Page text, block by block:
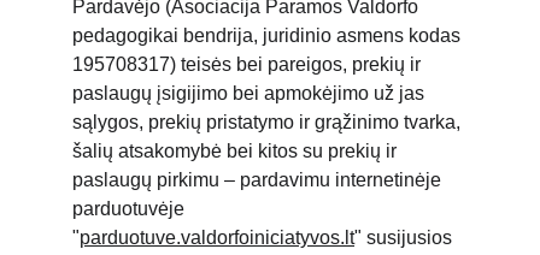
Pardavėjo (Asociacija Paramos Valdorfo
pedagogikai bendrija, juridinio asmens kodas
195708317) teisės bei pareigos, prekių ir
paslaugų įsigijimo bei apmokėjimo už jas
sąlygos, prekių pristatymo ir grąžinimo tvarka,
šalių atsakomybė bei kitos su prekių ir
paslaugų pirkimu – pardavimu internetinėje
parduotuvėje
"parduotuve.valdorfoiniciatyvos.lt" susijusios